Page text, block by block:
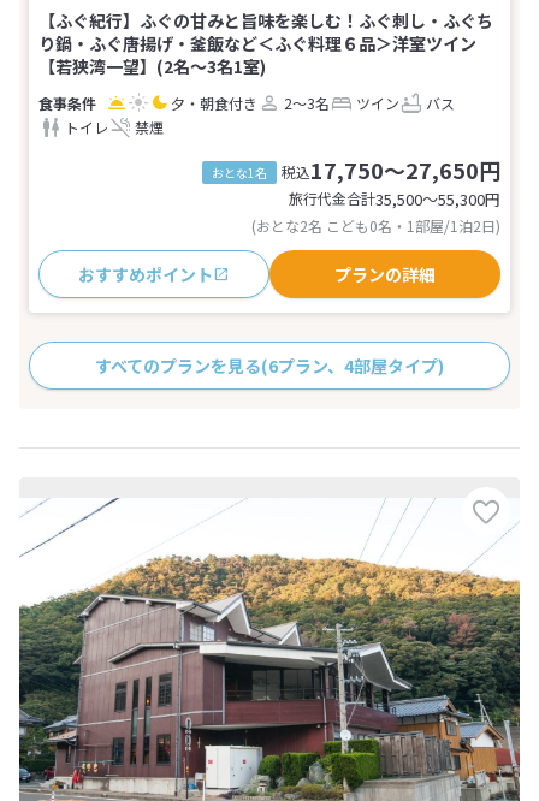
【ふぐ紀行】ふぐの甘みと旨味を楽しむ！ふぐ刺し・ふぐち
り鍋・ふぐ唐揚げ・釜飯など＜ふぐ料理６品＞洋室ツイン
【若狭湾一望】(2名～3名1室)
夕・朝食付き 2～3名 ツイン
バス
トイレ
禁煙
おとな1名 税込17,750～27,650円
旅行代金合計35,500〜55,300円
(おとな2名 こども0名・1部屋/1泊2日)
おすすめポイント プランの詳細
すべてのプランを見る(6プラン、4部屋タイプ)